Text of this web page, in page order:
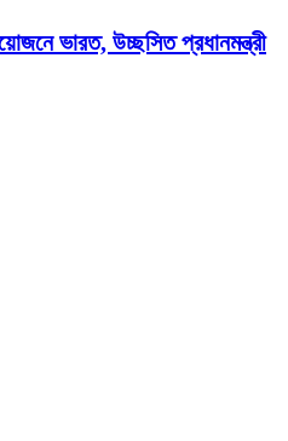
ভারত, উচ্ছসিত প্রধানমন্ত্রী